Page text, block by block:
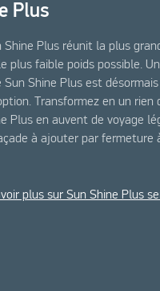
Plus
Shine Plus réunit la plus
plus faible poids possible.
Shine Plus est désormais
Transformez en un rien
Plus en auvent de voyage
à ajouter par fermeture
plus sur Sun Shine Plus